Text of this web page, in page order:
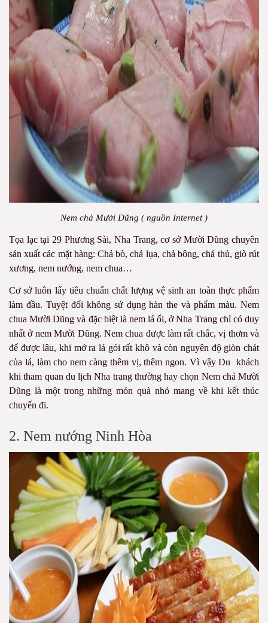
Nem chả Mười Dũng ( nguồn Internet )
Tọa lạc tại 29 Phương Sài, Nha Trang, cơ sở Mười Dũng chuyên
sản xuất các mặt hàng: Chả bò, chả lụa, chả bông, chả thủ, giò rút
xương, nem nướng, nem chua…
Cơ sở luôn lấy tiêu chuẩn chất lượng vệ sinh an toàn thực phẩm
làm đầu. Tuyệt đối không sử dụng hàn the và phẩm màu. Nem
chua Mười Dũng và đặc biệt là nem lá ổi, ở Nha Trang chỉ có duy
nhất ở nem Mười Dũng. Nem chua được làm rất chắc, vị thơm và
để được lâu, khi mở ra lá gói rất khô và còn nguyên độ giòn chát
của lá, làm cho nem càng thêm vị, thêm ngon. Vì vậy Du khách
khi tham quan du lịch Nha trang thường hay chọn Nem chả Mười
Dũng là một trong những món quà nhỏ mang về khi kết thúc
chuyến đi.
2. Nem nướng Ninh Hòa